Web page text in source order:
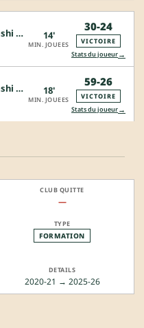
Kubota Spears Funabashi Tokyo-Bay - Shizuoka Blue Revs 14'
MIN. JOUEES
30-24
VICTOIRE
Stats du joueur→
Kubota Spears Funabashi Tokyo-Bay - Green Rockets Tokatsu 18'
MIN. JOUEES
59-26
VICTOIRE
Stats du joueur→
—
FORMATION
2020-21 → 2025-26